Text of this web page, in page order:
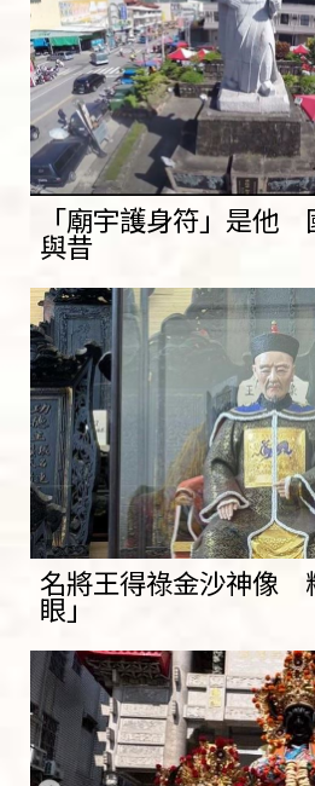
「廟宇護身符」是他
與昔
名將王得祿金沙神像
眼」